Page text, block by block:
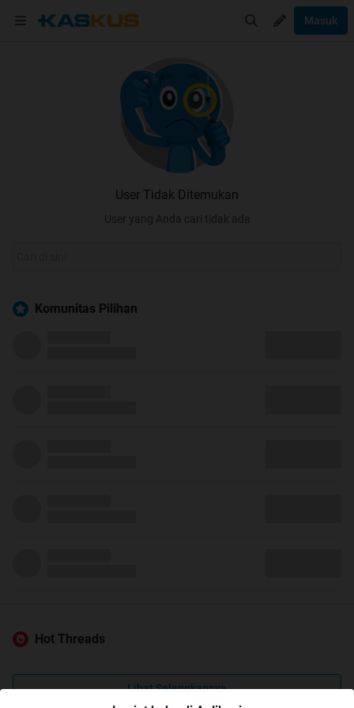
Masuk
User Tidak Ditemukan
User yang Anda cari tidak ada
Komunitas Pilihan
Hot Threads
Lihat Selengkapnya